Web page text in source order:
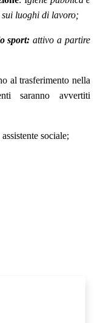
luoghi di lavoro;
sport:attivo a partire
al trasferimento nella
saranno avvertiti
sociale;